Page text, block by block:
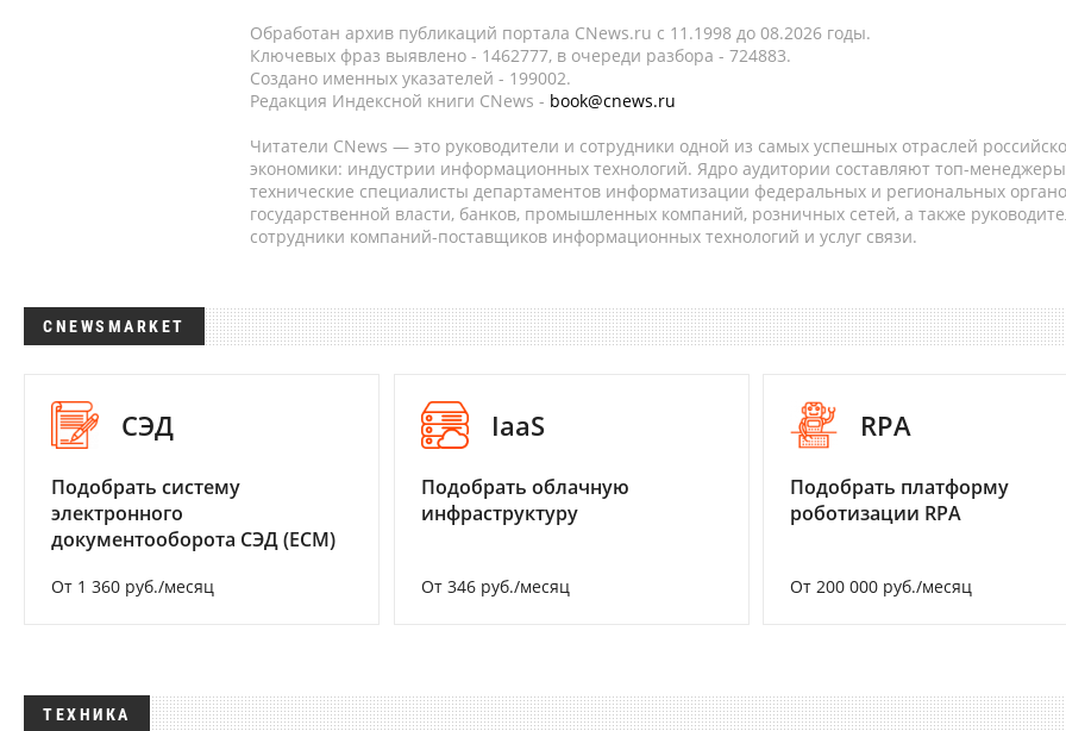
Обработан архив публикаций портала CNews.ru c 11.1998 до 08.2026 годы.
Ключевых фраз выявлено - 1462777, в очереди разбора - 724883.
Создано именных указателей - 199002.
Редакция Индексной книги CNews - book@cnews.ru
Читатели CNews — это руководители и сотрудники одной из самых успешных отраслей
экономики: индустрии информационных технологий. Ядро аудитории составляют топ-
технические специалисты департаментов информатизации федеральных и региональных
государственной власти, банков, промышленных компаний, розничных сетей, а также
сотрудники компаний-поставщиков информационных технологий и услуг связи.
CNEWSMARKET
СЭД
Подобрать систему
электронного
документооборота СЭД (ECM)
От 1 360 руб./месяц
IaaS
Подобрать облачную
инфраструктуру
От 346 руб./месяц
RPA
Подобрать платформу
роботизации RPA
От 200 000 руб./месяц
ТЕХНИКА